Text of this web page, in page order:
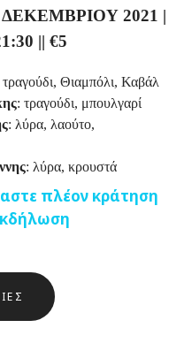
2021 |
1:30 || €5
τραγούδι, Θιαμπόλι, Καβάλ
: τραγούδι, μπουλγαρί
: λύρα, λαούτο,
: λύρα, κρουστά
πλέον κράτηση